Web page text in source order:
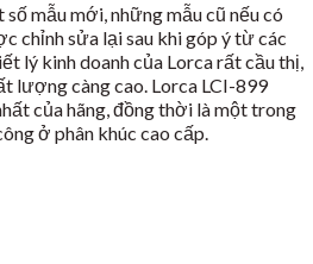
mẫu mới, những mẫu cũ nếu có
chỉnh sửa lại sau khi góp ý từ các
lý kinh doanh của Lorca rất cầu thị,
lượng càng cao. Lorca LCI-899
của hãng, đồng thời là một trong
ở phân khúc cao cấp.